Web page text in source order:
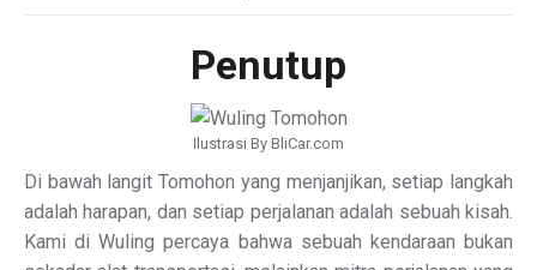
Penutup
Ilustrasi By BliCar.com
Di bawah langit Tomohon yang menjanjikan, setiap langkah
adalah harapan, dan setiap perjalanan adalah sebuah kisah.
Kami di Wuling percaya bahwa sebuah kendaraan bukan